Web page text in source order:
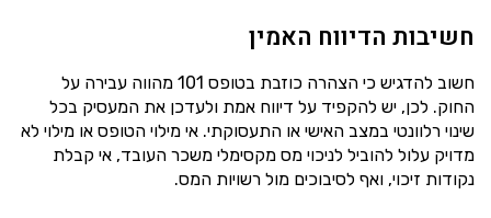
חשיבות הדיווח האמין
חשוב להדגיש כי הצהרה כוזבת בטופס 101 מהווה עבירה על
החוק. לכן, יש להקפיד על דיווח אמת ולעדכן את המעסיק בכל
שינוי רלוונטי במצב האישי או התעסוקתי. אי מילוי הטופס או מילוי לא
מדויק עלול להוביל לניכוי מס מקסימלי משכר העובד, אי קבלת
נקודות זיכוי, ואף לסיבוכים מול רשויות המס.